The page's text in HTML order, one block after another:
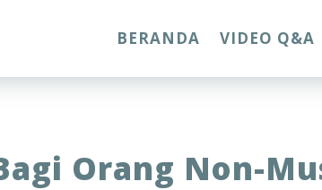
BERANDA VIDEO Q&A
Orang Non-